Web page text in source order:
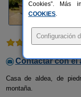
1
Contactar con el
Casa de aldea, de
montaña.
Cookies”. Más
COOKIES.